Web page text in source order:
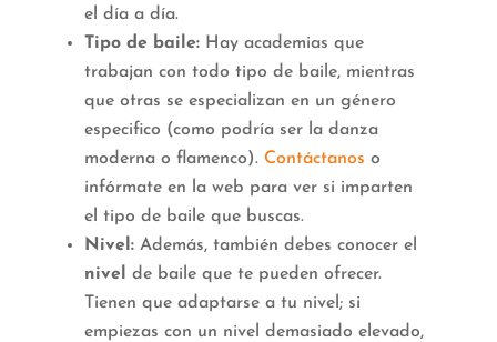
el día a día.
Tipo de baile: Hay academias que
trabajan con todo tipo de baile, mientras
que otras se especializan en un género
especifico (como podría ser la danza
moderna o flamenco). Contáctanos o
infórmate en la web para ver si imparten
el tipo de baile que buscas.
Nivel: Además, también debes conocer el
nivel
de baile que te pueden ofrecer.
Tienen que adaptarse a tu nivel; si
empiezas con un nivel demasiado elevado,